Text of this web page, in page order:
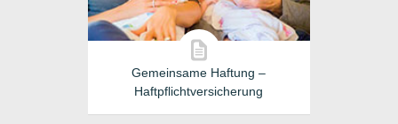
Gemeinsame Haftung –
Haftpflichtversicherung